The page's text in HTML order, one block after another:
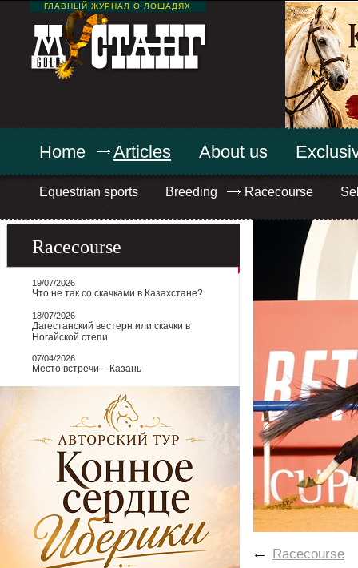
ГЛАВНЫЙ ЖУРНАЛ О ЛОШАДЯХ
Home Articles
Equestrian sports Breeding Racecourse
About us
Racecourse
19/07/2026
Что не так со скачками в Казахстане?
18/07/2026
Дагестанский вестерн или скачки в
Ногайской степи
07/04/2026
Место встречи – Казань
← Racecourse